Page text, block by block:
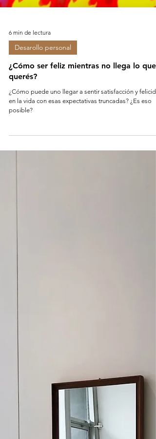
6 min de lectura
Desarollo personal
¿Cómo ser feliz mientras no llega lo que
querés?
¿Cómo puede uno llegar a sentir satisfacción y